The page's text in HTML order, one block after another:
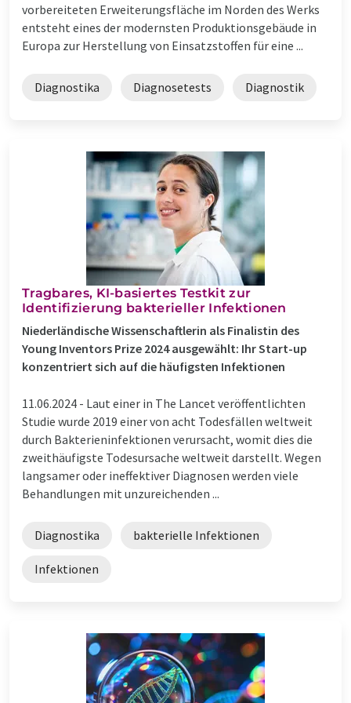
vorbereiteten Erweiterungsfläche im Norden des Werks
entsteht eines der modernsten Produktionsgebäude in
Europa zur Herstellung von Einsatzstoffen für eine ...
Diagnostika Diagnosetests Diagnostik
Tragbares, KI-basiertes Testkit zur
Identifizierung bakterieller Infektionen
Niederländische Wissenschaftlerin als Finalistin des
Young Inventors Prize 2024 ausgewählt: Ihr Start-up
konzentriert sich auf die häufigsten Infektionen
11.06.2024 - Laut einer in The Lancet veröffentlichten
Studie wurde 2019 einer von acht Todesfällen weltweit
durch Bakterieninfektionen verursacht, womit dies die
zweithäufigste Todesursache weltweit darstellt. Wegen
langsamer oder ineffektiver Diagnosen werden viele
Behandlungen mit unzureichenden ...
Diagnostika bakterielle Infektionen
Infektionen